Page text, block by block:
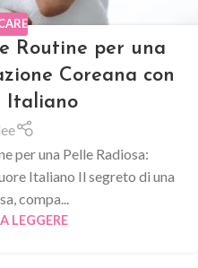
Routine per una
Coreana con
Italiano
per una Pelle Radiosa:
Italiano Il segreto di una
compa...
LEGGERE